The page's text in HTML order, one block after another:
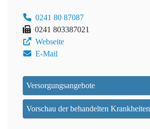
0241 80 87087
0241 803387021
Webseite
E-Mail
Versorgungsangebote
Vorschau der behandelten Krankheiten